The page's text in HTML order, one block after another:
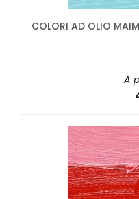
COLORI AD OLIO
A